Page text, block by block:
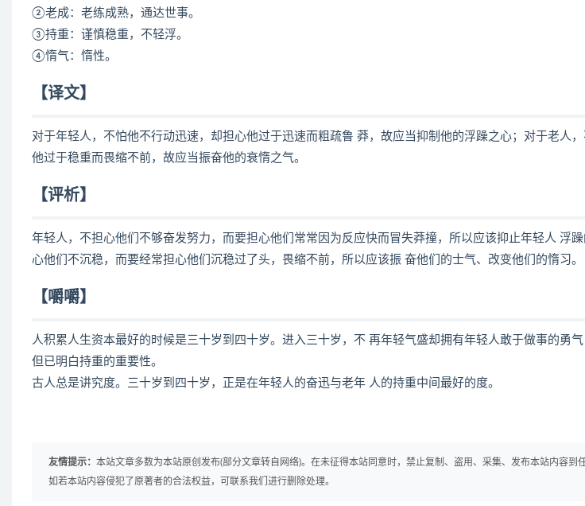
②老成：老练成熟，通达世事。
③持重：谨慎稳重，不轻浮。
④惰气：惰性。
【译文】
对于年轻人，不怕他不行动迅速，却担心他过于迅速而粗疏鲁 莽，故应当抑制他的浮躁之心；对于老人
他过于稳重而畏缩不前，故应当振奋他的衰惰之气。
【评析】
年轻人，不担心他们不够奋发努力，而要担心他们常常因为反应快而冒失莽撞，所以应该抑止年轻人 浮
心他们不沉稳，而要经常担心他们沉稳过了头，畏缩不前，所以应该振 奋他们的士气、改变他们的惰习。
【嚼嚼】
人积累人生资本最好的时候是三十岁到四十岁。进入三十岁，不 再年轻气盛却拥有年轻人敢于做事的勇气
但已明白持重的重要性。
古人总是讲究度。三十岁到四十岁，正是在年轻人的奋迅与老年 人的持重中间最好的度。
友情提示： 本站文章多数为本站原创发布(部分文章转自网络)。在未征得本站同意时，禁止复制、盗用、采集、发布本站内容到
如若本站内容侵犯了原著者的合法权益，可联系我们进行删除处理。